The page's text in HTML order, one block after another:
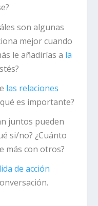
son algunas
mejor cuando
le añadirías a la
las relaciones
es importante?
juntos pueden
si/no? ¿Cuánto
más con otros?
de acción